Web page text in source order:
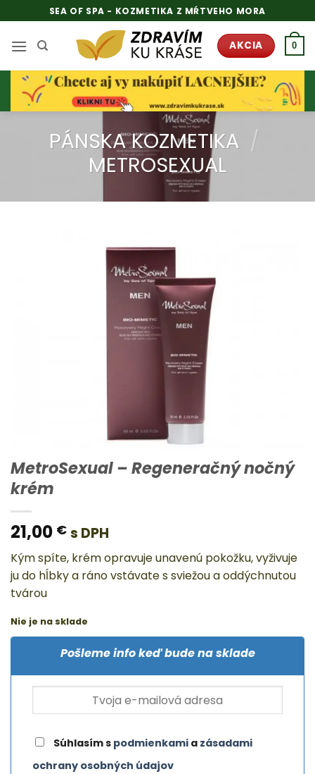
to
content
SEA OF SPA - KOZMETIKA Z MŔTVEHO MORA
AKCIA 0
PÁNSKA KOZMETIKA /
METROSEXUAL
MetroSexual – Regeneračný nočný
krém
21,00 € s DPH
Kým spíte, krém opravuje unavenú pokožku, vyživuje
ju do hĺbky a ráno vstávate s sviežou a oddýchnutou
tvárou
Nie je na sklade
Pošleme info keď bude na sklade
Súhlasím s podmienkami a zásadami
ochrany osobných údajov